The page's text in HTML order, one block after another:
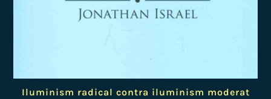
Iluminism radical contra iluminism moderat